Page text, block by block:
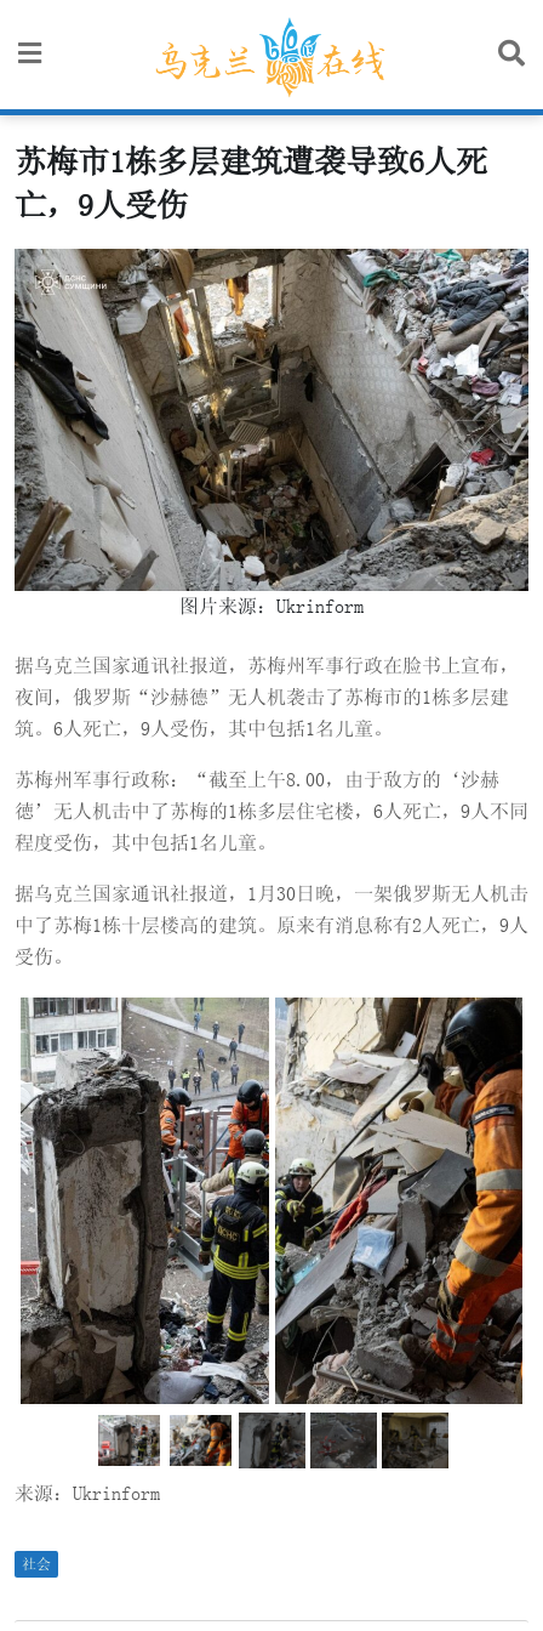
苏梅市1栋多层建筑遭袭导致6人死
亡，9人受伤
图片来源：Ukrinform
据乌克兰国家通讯社报道，苏梅州军事行政在脸书上宣布，
夜间，俄罗斯“沙赫德”无人机袭击了苏梅市的1栋多层建
筑。6人死亡，9人受伤，其中包括1名儿童。
苏梅州军事行政称：“截至上午8.00，由于敌方的‘沙赫
徳’无人机击中了苏梅的1栋多层住宅楼，6人死亡，9人不同
程度受伤，其中包括1名儿童。
据乌克兰国家通讯社报道，1月30日晚，一架俄罗斯无人机击
中了苏梅1栋十层楼高的建筑。原来有消息称有2人死亡，9人
受伤。
来源：Ukrinform
社会